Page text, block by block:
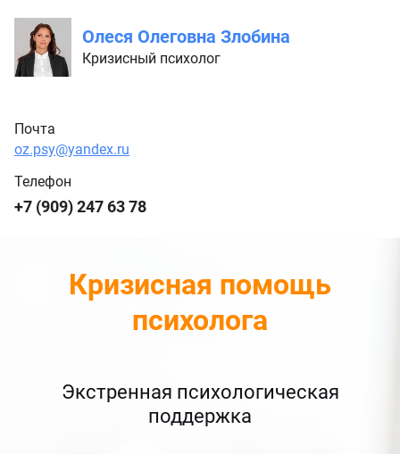
Олеся Олеговна Злобина
Кризисный психолог
Почта
oz.psy@yandex.ru
Телефон
+7 (909) 247 63 78
Кризисная помощь
психолога
Экстренная психологическая
поддержка